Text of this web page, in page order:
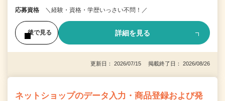
応募資格 ＼経験・資格・学歴いっさい不問！／
後で見る 詳細を見る
更新日： 2026/07/15 掲載終了日： 2026/08/26
ネットショップのデータ入力・商品登録および発